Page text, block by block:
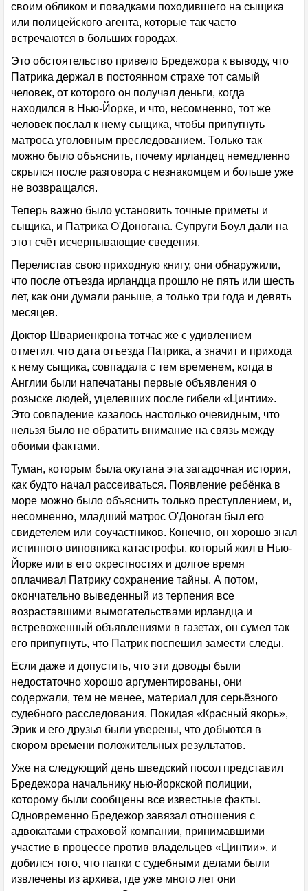
своим обликом и повадками походившего на сыщика
или полицейского агента, которые так часто
встречаются в больших городах.
Это обстоятельство привело Бредежора к выводу, что
Патрика держал в постоянном страхе тот самый
человек, от которого он получал деньги, когда
находился в Нью-Йорке, и что, несомненно, тот же
человек послал к нему сыщика, чтобы припугнуть
матроса уголовным преследованием. Только так
можно было объяснить, почему ирландец немедленно
скрылся после разговора с незнакомцем и больше уже
не возвращался.
Теперь важно было установить точные приметы и
сыщика, и Патрика О'Доногана. Супруги Боул дали на
этот счёт исчерпывающие сведения.
Перелистав свою приходную книгу, они обнаружили,
что после отъезда ирландца прошло не пять или шесть
лет, как они думали раньше, а только три года и девять
месяцев.
Доктор Швариенкрона тотчас же с удивлением
отметил, что дата отъезда Патрика, а значит и прихода
к нему сыщика, совпадала с тем временем, когда в
Англии были напечатаны первые объявления о
розыске людей, уцелевших после гибели «Цинтии».
Это совпадение казалось настолько очевидным, что
нельзя было не обратить внимание на связь между
обоими фактами.
Туман, которым была окутана эта загадочная история,
как будто начал рассеиваться. Появление ребёнка в
море можно было объяснить только преступлением, и,
несомненно, младший матрос О'Доноган был его
свидетелем или соучастников. Конечно, он хорошо знал
истинного виновника катастрофы, который жил в Нью-
Йорке или в его окрестностях и долгое время
оплачивал Патрику сохранение тайны. А потом,
окончательно выведенный из терпения все
возраставшими вымогательствами ирландца и
встревоженный объявлениями в газетах, он сумел так
его припугнуть, что Патрик поспешил замести следы.
Если даже и допустить, что эти доводы были
недостаточно хорошо аргументированы, они
содержали, тем не менее, материал для серьёзного
судебного расследования. Покидая «Красный якорь»,
Эрик и его друзья были уверены, что добьются в
скором времени положительных результатов.
Уже на следующий день шведский посол представил
Бредежора начальнику нью-йоркской полиции,
которому были сообщены все известные факты.
Одновременно Бредежор завязал отношения с
адвокатами страховой компании, принимавшими
участие в процессе против владельцев «Цинтии», и
добился того, что папки с судебными делами были
извлечены из архива, где уже много лет они